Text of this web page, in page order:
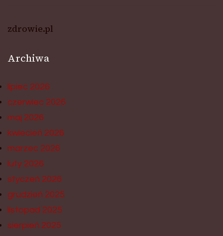
zdrowie.pl
Archiwa
lipiec 2026
czerwiec 2026
maj 2026
kwiecień 2026
marzec 2026
luty 2026
styczeń 2026
grudzień 2025
listopad 2025
sierpień 2025